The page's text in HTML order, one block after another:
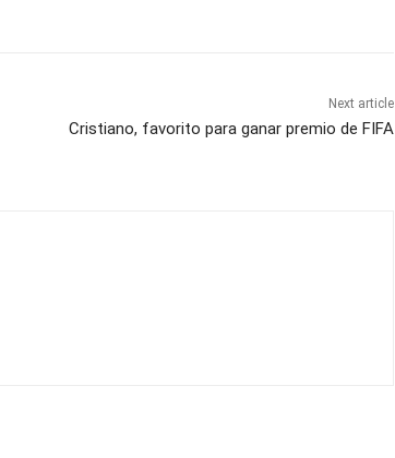
Next article
Cristiano, favorito para ganar premio de FIFA